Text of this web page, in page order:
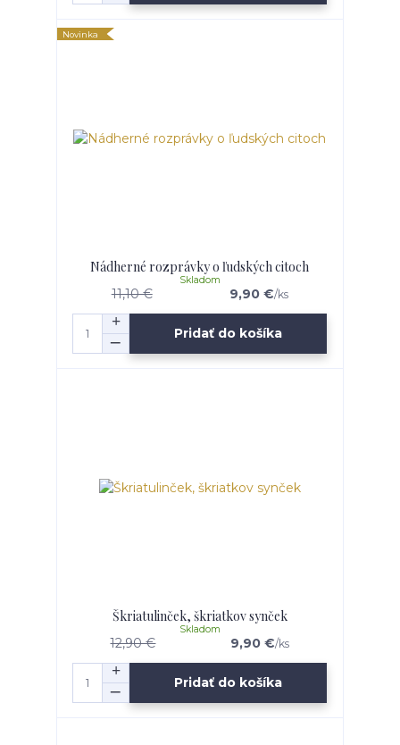
Novinka
Nádherné rozprávky o ľudských citoch
11,10 € 9,90 €/ks
Skladom
Pridať do košíka
Škriatulinček, škriatkov synček
12,90 € 9,90 €/ks
Skladom
Pridať do košíka